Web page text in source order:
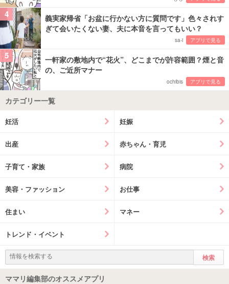
4
義実家帰省「お盆に行かない方に質問です」色々されす
ぎて会いたくない妻、夫に本音を言ってもいい？
sa-i アプリで見る
5
一軒家の敷地内で“花火”、どこまでが許容範囲？煙と音
の、ご近所マナー
ochibis アプリで見る
カテゴリー一覧
妊活 妊娠
出産 赤ちゃん・育児
子育て・家族 病院
美容・ファッション お仕事
住まい マネー
トレンド・イベント
ママリ編集部のオススメアプリ